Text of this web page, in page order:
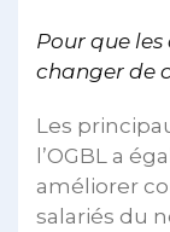
Pour que
changer de
Les
l’OGBL a
améliorer
salariés du